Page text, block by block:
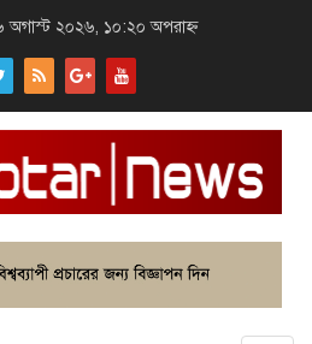
অগাস্ট ২০২৬, ১০:২০ অপরাহ্ন